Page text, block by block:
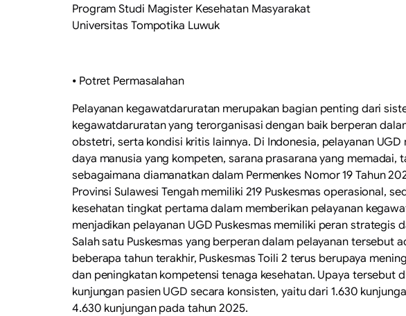
Program Studi Magister Kesehatan Masyarakat
Universitas Tompotika Luwuk
⦁ Potret Permasalahan
Pelayanan kegawatdaruratan merupakan bagian penting dari
kegawatdaruratan yang terorganisasi dengan baik berperan
obstetri, serta kondisi kritis lainnya. Di Indonesia, pelayanan
daya manusia yang kompeten, sarana prasarana yang
sebagaimana diamanatkan dalam Permenkes Nomor 19 Tahun
Provinsi Sulawesi Tengah memiliki 219 Puskesmas operasional,
kesehatan tingkat pertama dalam memberikan pelayanan
menjadikan pelayanan UGD Puskesmas memiliki peran
Salah satu Puskesmas yang berperan dalam pelayanan tersebut
beberapa tahun terakhir, Puskesmas Toili 2 terus berupaya
dan peningkatan kompetensi tenaga kesehatan. Upaya tersebut
kunjungan pasien UGD secara konsisten, yaitu dari 1.630
4.630 kunjungan pada tahun 2025.